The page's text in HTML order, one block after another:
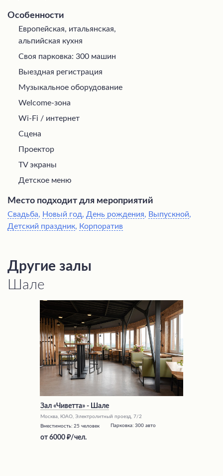
Особенности
Европейская, итальянская,
альпийская кухня
Своя парковка: 300 машин
Выездная регистрация
Музыкальное оборудование
Welcome-зона
Wi-Fi / интернет
Сцена
Проектор
TV экраны
Детское меню
Место подходит для мероприятий
Свадьба, Новый год, День рождения, Выпускной,
Детский праздник, Корпоратив
Другие залы
Шале
Зал «Чиветта» - Шале
Москва, ЮАО, Электролитный проезд, 7/2
Вместимость: 25 человек Парковка: 300 авто
от 6000 /чел.